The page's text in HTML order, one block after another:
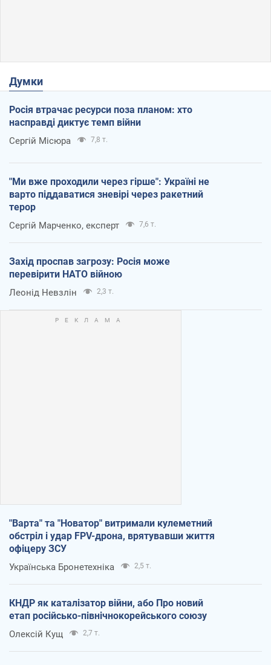
Думки
Росія втрачає ресурси поза планом: хто
насправді диктує темп війни
Сергій Місюра 7,8 т.
"Ми вже проходили через гірше": Україні не
варто піддаватися зневірі через ракетний
терор
Сергій Марченко, експерт 7,6 т.
Захід проспав загрозу: Росія може
перевірити НАТО війною
Леонід Невзлін 2,3 т.
"Варта" та "Новатор" витримали кулеметний
обстріл і удар FPV-дрона, врятувавши життя
офіцеру ЗСУ
Українська Бронетехніка 2,5 т.
КНДР як каталізатор війни, або Про новий
етап російсько-північнокорейського союзу
Олексій Кущ 2,7 т.